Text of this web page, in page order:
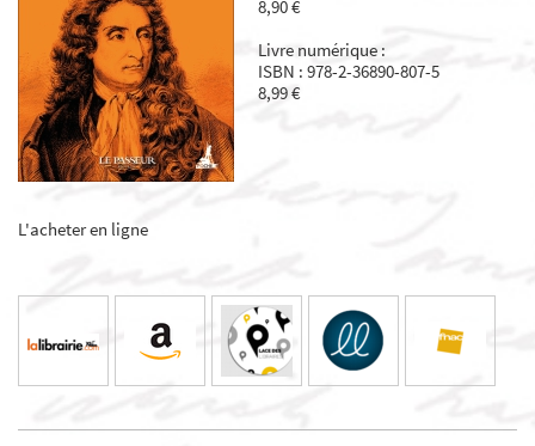
8,90 €
Livre numérique :
ISBN : 978-2-36890-807-5
8,99 €
L'acheter en ligne